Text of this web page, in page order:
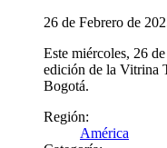
26 de Febrero de
Este miércoles, 26
edición de la Vitrina
Bogotá.
Región:
América